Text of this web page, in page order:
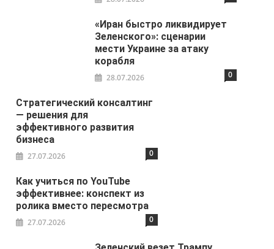
«Иран быстро ликвидирует
Зеленского»: сценарии
мести Украине за атаку
корабля
28.07.2026 0
Стратегический консалтинг
— решения для
эффективного развития
бизнеса
27.07.2026 0
Как учиться по YouTube
эффективнее: конспект из
ролика вместо пересмотра
27.07.2026 0